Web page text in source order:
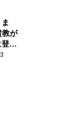
教が
登